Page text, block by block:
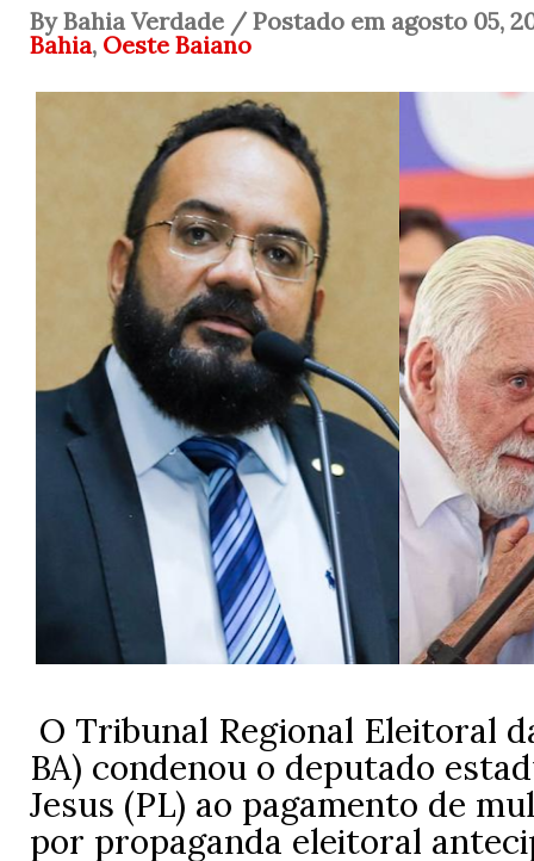
By Bahia Verdade / Postado em agosto 05,
Bahia, Oeste Baiano
O Tribunal Regional Eleitoral
BA) condenou o deputado
Jesus (PL) ao pagamento de
por propaganda eleitoral